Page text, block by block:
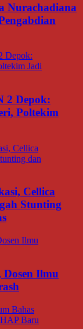
Nurachadiana
2 Depok:
Poltekim
Cellica
Stunting
Dosen Ilmu